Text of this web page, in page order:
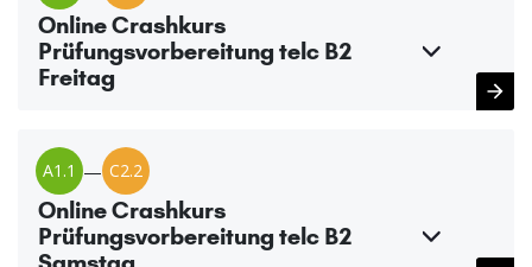
Online Crashkurs
Prüfungsvorbereitung telc B2
Freitag
A1.1 — C2.2
Online Crashkurs
Prüfungsvorbereitung telc B2